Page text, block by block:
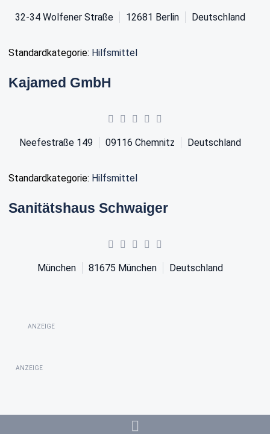
32-34 Wolfener Straße 12681 Berlin Deutschland
Standardkategorie: Hilfsmittel
Kajamed GmbH
Neefestraße 149 09116 Chemnitz Deutschland
Standardkategorie: Hilfsmittel
Sanitätshaus Schwaiger
München 81675 München Deutschland
ANZEIGE
ANZEIGE